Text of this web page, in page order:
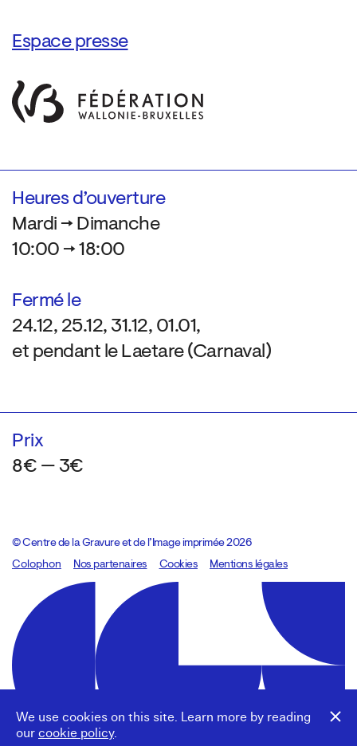
We use cookies on this site. Learn more by reading
our cookie policy.
Espace presse
Heures d’ouverture
Mardi → Dimanche
10:00 → 18:00
Fermé le
24.12, 25.12, 31.12, 01.01,
et pendant le Laetare (Carnaval)
Prix
8€ — 3€
© Centre de la Gravure et de l’Image imprimée 2026
Colophon
Design:Marcel Kaczmarek, code:8080.studio
Nos partenaires Cookies Mentions légales